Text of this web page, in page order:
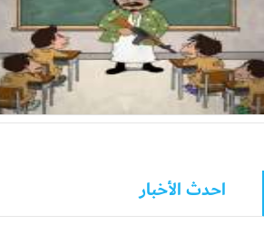
احدث الأخبار